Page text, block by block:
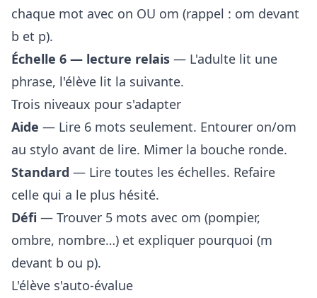
chaque mot avec on OU om (rappel : om devant
b et p).
Échelle 6 — lecture relais — L'adulte lit une
phrase, l'élève lit la suivante.
Trois niveaux pour s'adapter
Aide — Lire 6 mots seulement. Entourer on/om
au stylo avant de lire. Mimer la bouche ronde.
Standard — Lire toutes les échelles. Refaire
celle qui a le plus hésité.
Défi — Trouver 5 mots avec om (pompier,
ombre, nombre…) et expliquer pourquoi (m
devant b ou p).
L'élève s'auto-évalue